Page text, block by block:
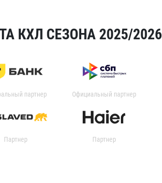
КХЛ СЕЗОНА 2025/2026
партнер Официальный партнер
Партнер Партнер